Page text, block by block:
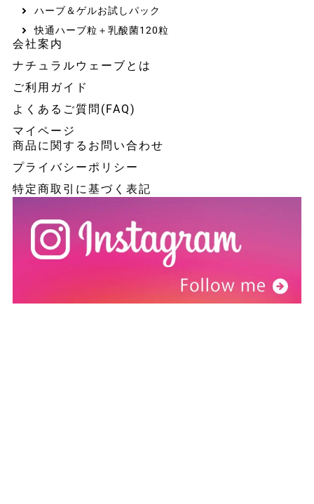
ハーブ＆ゲルお試しパック
快通ハーブ粒＋乳酸菌120粒
会社案内
ナチュラルウェーブとは
ご利用ガイド
よくあるご質問(FAQ)
マイページ
商品に関するお問い合わせ
プライバシーポリシー
特定商取引に基づく表記